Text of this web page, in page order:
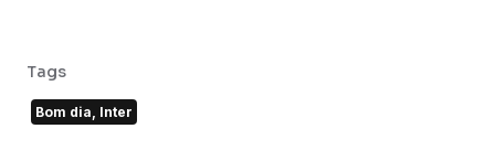
Tags
Bom dia, Inter